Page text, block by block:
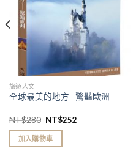
旅遊人文
全球最美的地方─驚豔歐洲
NT$280 NT$252
加入購物車